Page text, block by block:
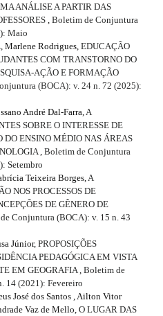
ANÁLISE A PARTIR DAS
Boletim de Conjuntura
Maio
Marlene Rodrigues, EDUCAÇÃO
COM TRANSTORNO DO
AÇÃO E FORMAÇÃO
(BOCA): v. 24 n. 72 (2025):
André Dal-Farra, A
SOBRE O INTERESSE DE
DO ENSINO MÉDIO NAS ÁREAS
Boletim de Conjuntura
Setembro
Teixeira Borges, A
NOS PROCESSOS DE
DE GÊNERO DE
Conjuntura (BOCA): v. 15 n. 43
Júnior, PROPOSIÇÕES
PEDAGÓGICA EM VISTA
EM GEOGRAFIA Boletim de
14 (2021): Fevereiro
José dos Santos , Ailton Vitor
Vaz de Mello, O LUGAR DAS